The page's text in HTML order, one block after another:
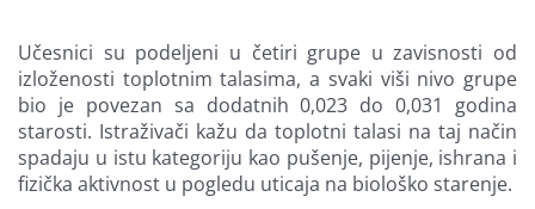
Učesnici su podeljeni u četiri grupe u zavisnosti od
izloženosti toplotnim talasima, a svaki viši nivo grupe
bio je povezan sa dodatnih 0,023 do 0,031 godina
starosti. Istraživači kažu da toplotni talasi na taj način
spadaju u istu kategoriju kao pušenje, pijenje, ishrana i
fizička aktivnost u pogledu uticaja na biološko starenje.